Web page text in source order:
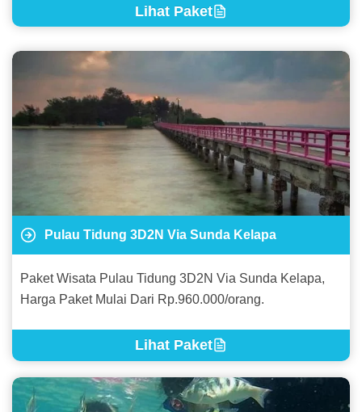
Lihat Paket
Pulau Tidung 3D2N Via Sunda Kelapa
Paket Wisata Pulau Tidung 3D2N Via Sunda Kelapa,
Harga Paket Mulai Dari Rp.960.000/orang.
Lihat Paket